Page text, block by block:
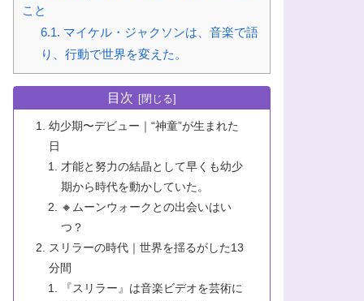
こと
6.1. マイケル・ジャクソンは、音楽で語
り、行動で世界を変えた。
目次
幼少期〜デビュー｜“神童”が生まれた
日
才能と努力の結晶として早くも幼少
期から時代を動かしていた。
🔸ムーンウォークとの出会いはい
つ？
スリラーの時代｜世界を揺るがした13
分間
『スリラー』は音楽ビデオを芸術に